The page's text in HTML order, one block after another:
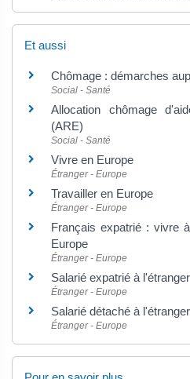
Et aussi
Chômage : démarches
Social - Santé
Allocation chômage
(ARE)
Social - Santé
Vivre en Europe
Étranger - Europe
Travailler en Europe
Étranger - Europe
Français expatrié : vivre
Europe
Étranger - Europe
Salarié expatrié à l'étranger
Étranger - Europe
Salarié détaché à l'étranger
Étranger - Europe